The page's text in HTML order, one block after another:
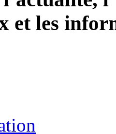
et les